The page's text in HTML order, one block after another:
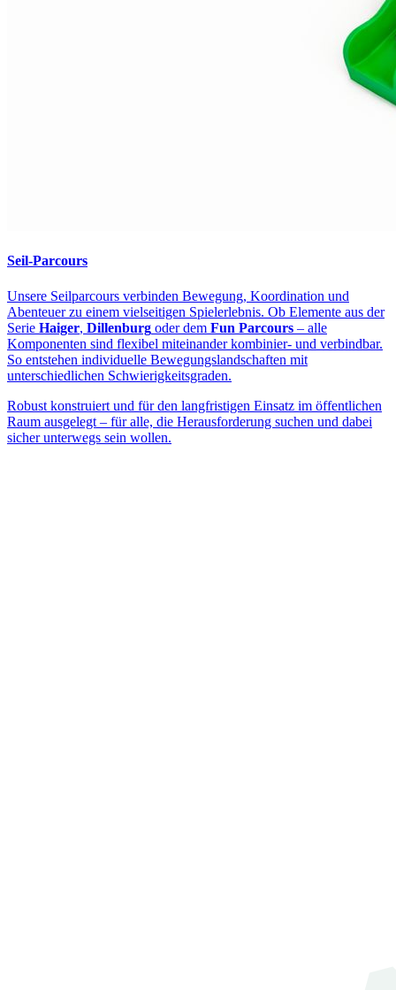
Seil-Parcours
Unsere Seilparcours verbinden Bewegung, Koordination und
Abenteuer zu einem vielseitigen Spielerlebnis. Ob Elemente aus der
Serie Haiger, Dillenburg oder dem Fun Parcours – alle
Komponenten sind flexibel miteinander kombinier- und verbindbar.
So entstehen individuelle Bewegungslandschaften mit
unterschiedlichen Schwierigkeitsgraden.
Robust konstruiert und für den langfristigen Einsatz im öffentlichen
Raum ausgelegt – für alle, die Herausforderung suchen und dabei
sicher unterwegs sein wollen.